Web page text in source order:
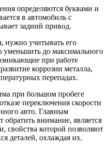
определяются буквами и
в автомобиль с
задний привод.
нужно учитывать его
до максимального
при работе
коррозии металла,
перепадах.
при большом пробеге
переключения скорости
авто. Главным
обратить внимание, является
свойства которой позволяют
деталей, охлаждая их.